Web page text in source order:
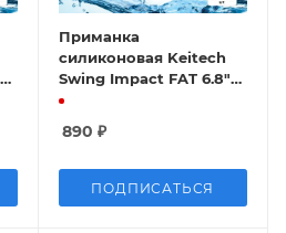
Приманка
силиконовая Keitech
Swing Impact FAT 6.8"
#422 Sight Flash
890 ₽
ПОДПИСАТЬСЯ